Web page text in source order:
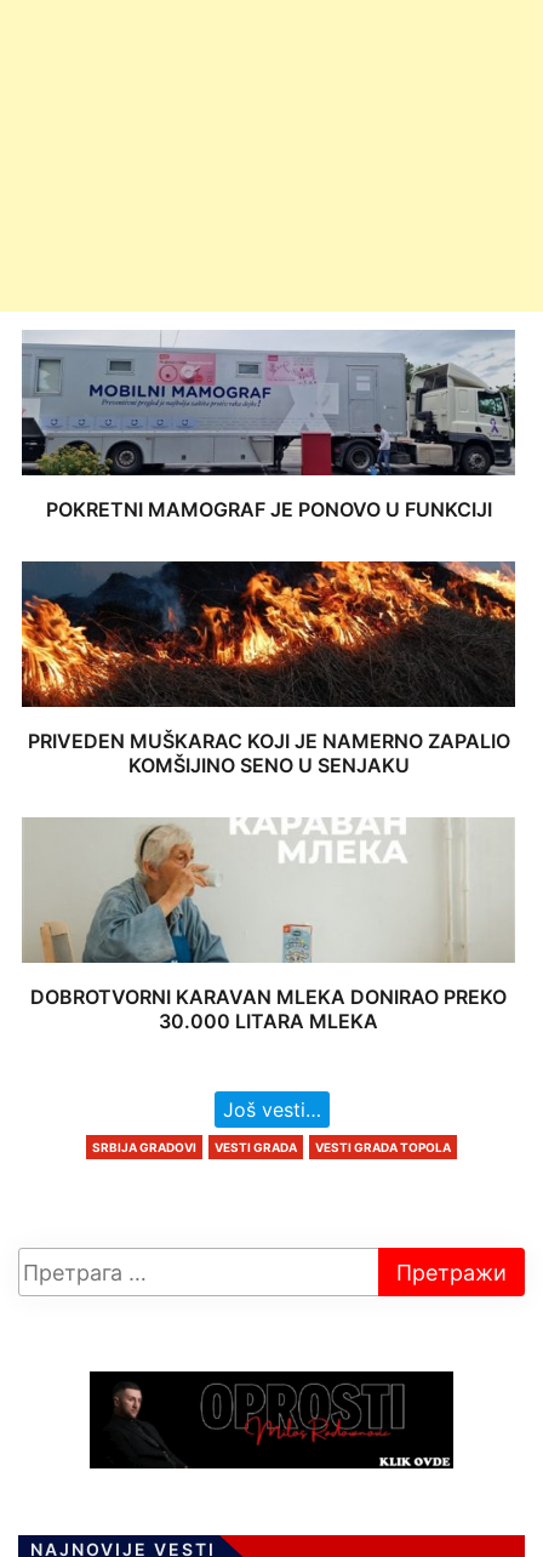
POKRETNI MAMOGRAF JE PONOVO U FUNKCIJI
PRIVEDEN MUŠKARAC KOJI JE NAMERNO ZAPALIO
KOMŠIJINO SENO U SENJAKU
DOBROTVORNI KARAVAN MLEKA DONIRAO PREKO
30.000 LITARA MLEKA
Još vesti…
SRBIJA GRADOVI VESTI GRADA VESTI GRADA TOPOLA
NAJNOVIJE VESTI